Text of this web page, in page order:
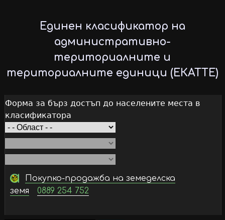
to
main
content
Единен класификатор на
административно-
териториалните и
териториалните единици (ЕКАТТЕ)
Форма за бърз достъп до населените места в
класификатора
Покупко-продажба на земеделска
земя
0889 254 752